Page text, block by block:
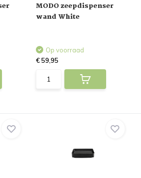
MODO zeepdispenser
wand White
Op voorraad
€ 59,95